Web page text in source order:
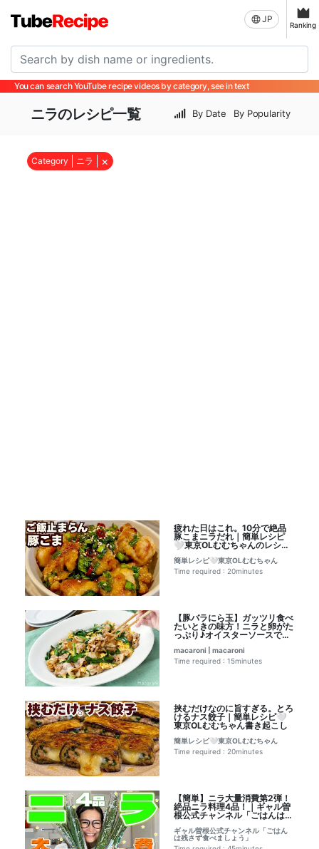
JP
Ranking
You can search YouTube recipe videos by category, see in text
ニラのレシピ一覧 By Date By Popularity
Category ニラ ×
疲れた日はこれ。10分で絶品
豚こまニラだれ｜簡単レシピ
🤍東京OLむむちゃんのレシピ
簡単レシピ🤍東京OLむむちゃん
Time required : 20minutes
【豚バラにら玉】ガッツリ食べ
たいときの味方！ニラと卵がた
っぷり♪オイスターソースでこ
さんのレシピ書き起こし
macaroni | macaroni
Time required : 15minutes
挟むだけなのに旨すぎる。とろ
けるナス餃子｜簡単レシピ🤍
東京OLむむちゃん書き起こし
簡単レシピ🤍東京OLむむちゃん
Time required : 20minutes
【簡単】ニラ大量消費第2弾！
絶品ニラ料理4品！｜ギャル曽
根公式チャンネル「ごはんは残
起こし
ギャル曽根公式チャンネル「ごはん
は残さず食べましょう」